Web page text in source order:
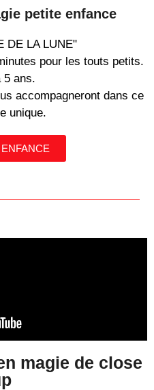
petite enfance
DE LA LUNE"
pour les touts petits.
5 ans.
accompagneront dans ce
unique.
magie de close